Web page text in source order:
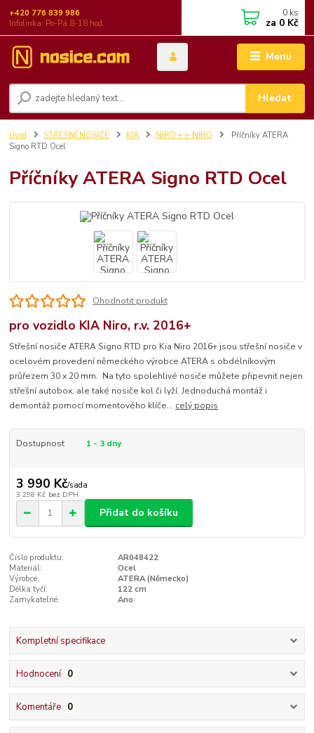
Menu
Hledat
+420 776 839 986
Infolinka: Po-Pá 8-18 hod.
0 ks
za 0 Kč
Úvod STŘEŠNÍ NOSIČE KIA NIRO + e-NIRO
Příčníky ATERA
Signo RTD Ocel
Příčníky ATERA Signo RTD Ocel
Ohodnotit produkt
pro vozidlo KIA Niro, r.v. 2016+
Střešní nosiče ATERA Signo RTD pro Kia Niro 2016+ jsou střešní nosiče v
ocelovém provedení německého výrobce ATERA s obdélníkovým
průřezem 30 x 20 mm. Na tyto spolehlivé nosiče můžete připevnit nejen
střešní autobox, ale také nosiče kol či lyží. Jednoduchá montáž i
demontáž pomocí momentového klíče... celý popis
Dostupnost 1 - 3 dny
3 990 Kč/sada
3 298 Kč bez DPH
Přidat do košíku
Číslo produktu:
AR048422
Materiál:
Ocel
Výrobce:
ATERA (Německo)
Délka tyčí:
122 cm
Zamykatelné:
Ano
Kompletní specifikace
Hodnocení 0
Komentáře 0